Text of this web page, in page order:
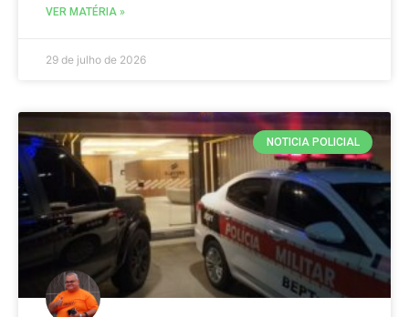
VER MATÉRIA »
29 de julho de 2026
NOTICIA POLICIAL